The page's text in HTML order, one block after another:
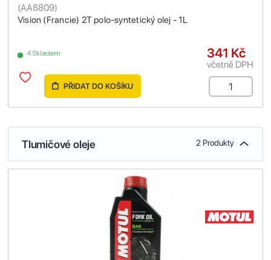
Vision (Francie) 2T polo-syntetický olej - 1L
(AA8809)
4 Skladem 341 Kč
včetně DPH
PŘIDAT DO KOŠÍKU
Tlumičové oleje 2 Produkty